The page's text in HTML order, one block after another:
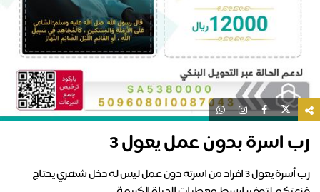
اسرة بدون عمل يعول 3
رب أسرة يعول 3 افراد من اسرته دون عمل ليس له دخل شهري يحتاج